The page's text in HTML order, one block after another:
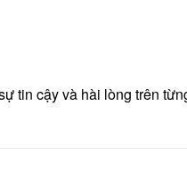
tin cậy và hài lòng trên